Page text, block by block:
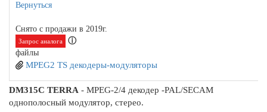
Вернуться
Снято с продажи в 2019г.
Запрос аналога
ⓘ
файлы
MPEG2 TS декодеры-модуляторы
DM315C TERRA - MPEG-2/4 декодер -PAL/SECAM
однополосный модулятор, стерео.